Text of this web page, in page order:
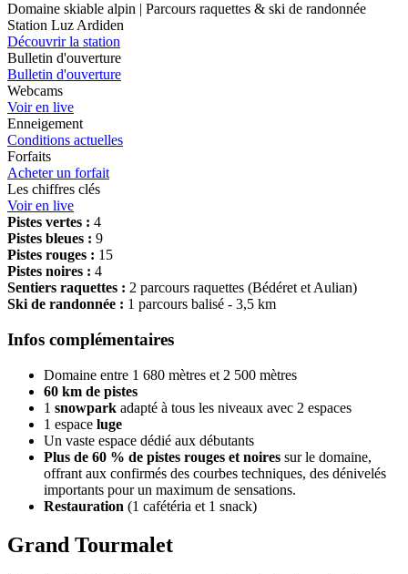
Domaine skiable alpin | Parcours raquettes & ski de randonnée
Station Luz Ardiden
Découvrir la station
Bulletin d'ouverture
Bulletin d'ouverture
Webcams
Voir en live
Enneigement
Conditions actuelles
Forfaits
Acheter un forfait
Les chiffres clés
Voir en live
Pistes vertes : 4
Pistes bleues : 9
Pistes rouges : 15
Pistes noires : 4
Sentiers raquettes : 2 parcours raquettes (Bédéret et Aulian)
Ski de randonnée : 1 parcours balisé - 3,5 km
Infos complémentaires
Domaine entre 1 680 mètres et 2 500 mètres
60 km de pistes
1 snowpark adapté à tous les niveaux avec 2 espaces
1 espace luge
Un vaste espace dédié aux débutants
Plus de 60 % de pistes rouges et noires sur le domaine,
offrant aux confirmés des courbes techniques, des dénivelés
importants pour un maximum de sensations.
Restauration (1 cafétéria et 1 snack)
Grand Tourmalet